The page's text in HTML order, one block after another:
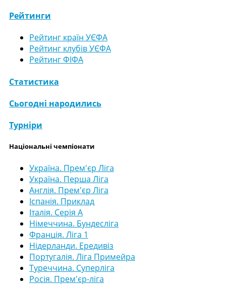
Рейтинги
Рейтинг країн УЄФА
Рейтинг клубів УЄФА
Рейтинг ФІФА
Статистика
Сьогодні народились
Турніри
Національні чемпіонати
Україна. Прем'єр Ліга
Україна. Перша Ліга
Англія. Прем'єр Ліга
Іспанія. Приклад
Італія. Серія А
Німеччина. Бундесліга
Франція. Ліга 1
Нідерланди. Ередивіз
Португалія. Ліга Примейра
Туреччина. Суперліга
Росія. Прем'єр-ліга